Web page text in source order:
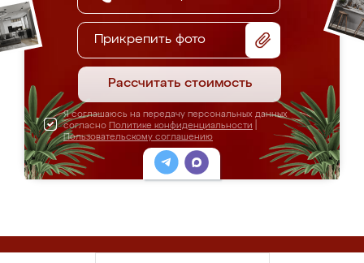
Прикрепить фото
Рассчитать стоимость
Я соглашаюсь на передачу персональных данных
согласно Политике конфиденциальности
Пользовательскому соглашению